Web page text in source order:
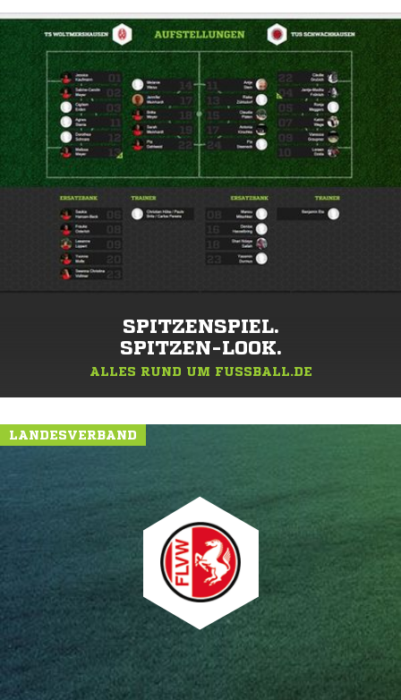
SPITZENSPIEL.
SPITZEN-LOOK.
ALLES RUND UM FUSSBALL.DE
LANDESVERBAND